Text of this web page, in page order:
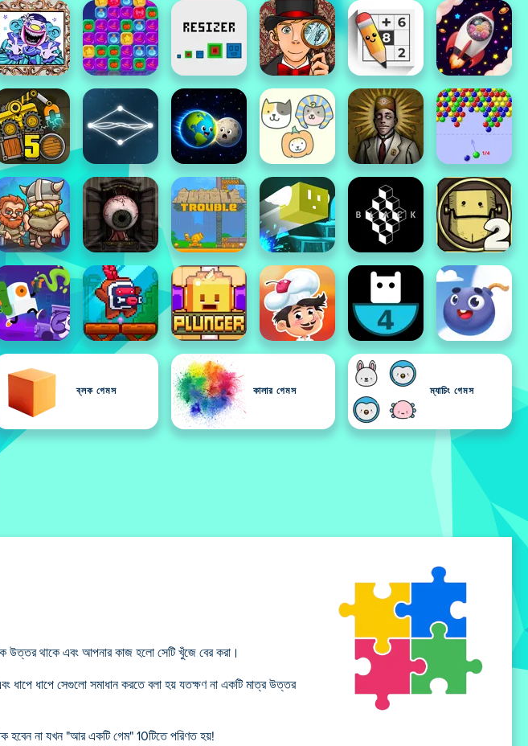
ব্লক গেমস কালার গেমস ম্যাচিং গেমস
উত্তর থাকে এবং আপনার কাজ হলো সেটি খুঁজে বের করা।
ধাপে ধাপে সেগুলো সমাধান করতে বলা হয় যতক্ষণ না একটি মাত্র উত্তর
না যখন "আর একটি গেম" 10টিতে পরিণত হয়!